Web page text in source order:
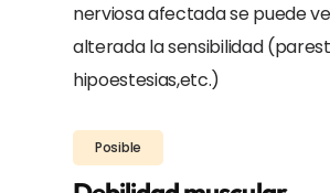
nerviosa afectada se puede
alterada la sensibilidad
hipoestesias,etc.)
Posible